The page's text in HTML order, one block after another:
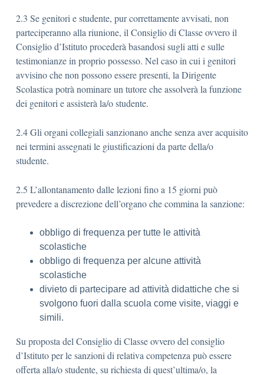
2.3 Se genitori e studente, pur correttamente avvisati, non
parteciperanno alla riunione, il Consiglio di Classe ovvero il
Consiglio d’Istituto procederà basandosi sugli atti e sulle
testimonianze in proprio possesso. Nel caso in cui i genitori
avvisino che non possono essere presenti, la Dirigente
Scolastica potrà nominare un tutore che assolverà la funzione
dei genitori e assisterà la/o studente.
2.4 Gli organi collegiali sanzionano anche senza aver acquisito
nei termini assegnati le giustificazioni da parte della/o
studente.
2.5 L’allontanamento dalle lezioni fino a 15 giorni può
prevedere a discrezione dell’organo che commina la sanzione:
obbligo di frequenza per tutte le attività
scolastiche
obbligo di frequenza per alcune attività
scolastiche
divieto di partecipare ad attività didattiche che si
svolgono fuori dalla scuola come visite, viaggi e
simili.
Su proposta del Consiglio di Classe ovvero del consiglio
d’Istituto per le sanzioni di relativa competenza può essere
offerta alla/o studente, su richiesta di quest’ultima/o, la